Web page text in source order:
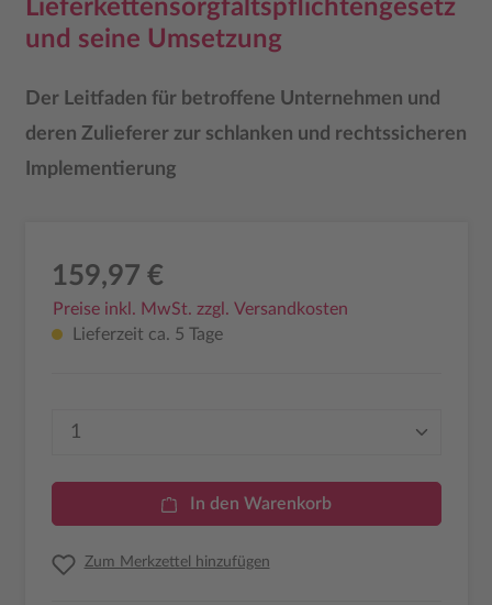
Lieferkettensorgfaltspflichtengesetz
und seine Umsetzung
Der Leitfaden für betroffene Unternehmen und
deren Zulieferer zur schlanken und rechtssicheren
Implementierung
159,97 €
Preise inkl. MwSt. zzgl. Versandkosten
Lieferzeit ca. 5 Tage
Produkt Anzahl: Gib den gewünschten
In den Warenkorb
Zum Merkzettel hinzufügen